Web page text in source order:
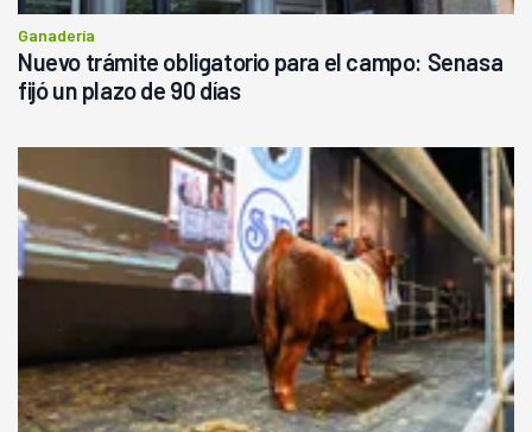
Ganadería
Nuevo trámite obligatorio para el campo: Senasa
fijó un plazo de 90 días